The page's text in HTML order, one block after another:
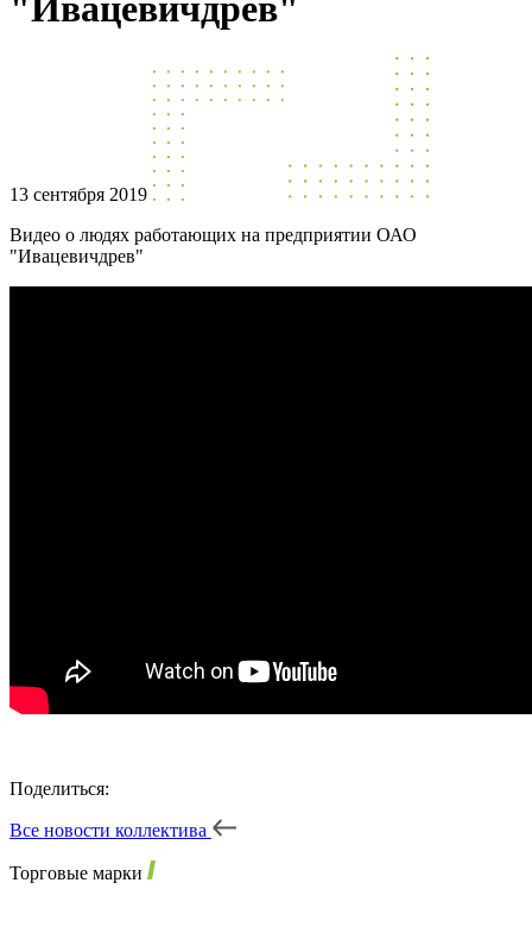
"Ивацевичдрев"
13 сентября 2019
Видео о людях работающих на предприятии ОАО
"Ивацевичдрев"
Поделиться:
Все новости коллектива
Торговые марки